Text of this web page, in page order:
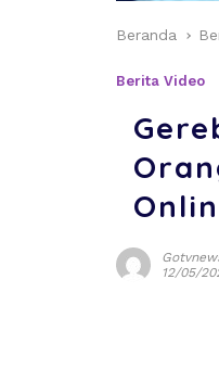
Beranda
Berita Video
12/05/